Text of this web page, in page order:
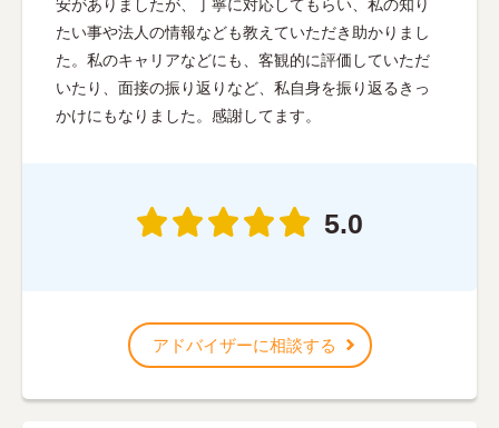
安がありましたが、丁寧に対応してもらい、私の知り
たい事や法人の情報なども教えていただき助かりまし
た。私のキャリアなどにも、客観的に評価していただ
いたり、面接の振り返りなど、私自身を振り返るきっ
かけにもなりました。感謝してます。
5.0
アドバイザーに相談する